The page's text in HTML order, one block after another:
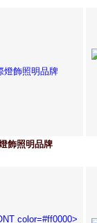
飾照明品牌